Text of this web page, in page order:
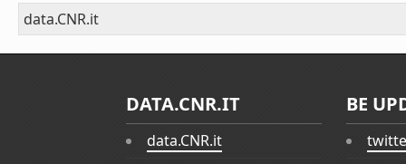
data.CNR.it
DATA.CNR.IT
data.CNR.it
BE